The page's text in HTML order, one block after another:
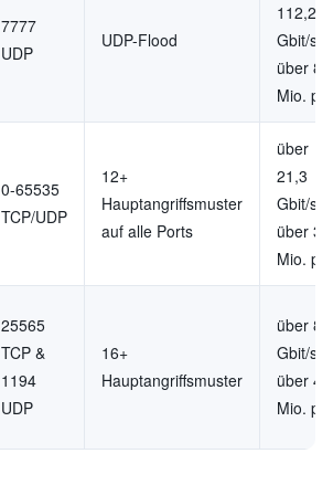
7777
UDP
UDP-Flood
112,2
Gbit/s,
über
Mio.
0-65535
TCP/UDP
12+
Hauptangriffsmuster
auf alle Ports
über
21,3
Gbit/s,
über
Mio.
25565
TCP &
1194
UDP
16+
Hauptangriffsmuster
über
Gbit/s,
über 4
Mio.